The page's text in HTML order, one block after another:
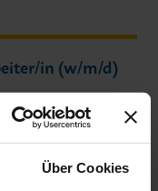
Über Cookies
in (w/m/d)
Greifswald